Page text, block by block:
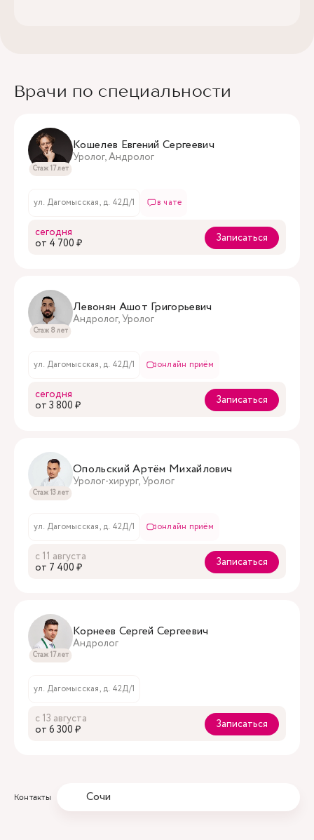
Врачи по специальности
Стаж 17 лет
Кошелев Евгений Сергеевич
Уролог, Андролог
ул. Дагомысская, д. 42Д/1 в чате
сегодня
oт 4 700 ₽
Записаться
Стаж 8 лет
Левонян Ашот Григорьевич
Андролог, Уролог
ул. Дагомысская, д. 42Д/1 онлайн приём
сегодня
oт 3 800 ₽
Записаться
Стаж 13 лет
Опольский Артём Михайлович
Уролог-хирург, Уролог
ул. Дагомысская, д. 42Д/1 онлайн приём
с 11 августа
oт 7 400 ₽
Записаться
Стаж 17 лет
Корнеев Сергей Сергеевич
Андролог
ул. Дагомысская, д. 42Д/1
с 13 августа
oт 6 300 ₽
Записаться
Контакты Сочи